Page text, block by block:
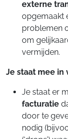
externe
opgemaakt
problemen
om
vermijden.
Je staat mee in
Je staat er
facturatie
door te
nodig